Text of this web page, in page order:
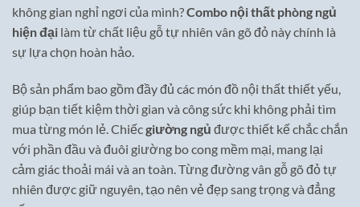
không gian nghỉ ngơi của mình?Combo nội thất phòng ngủ
hiện đại làm từ chất liệu gỗ tự nhiên vân gõ đỏ này chính là
sự lựa chọn hoàn hảo.
Bộ sản phẩm bao gồm đầy đủ các món đồ nội thất thiết yếu,
giúp bạn tiết kiệm thời gian và công sức khi không phải tìm
mua từng món lẻ. Chiếcgiường ngủ được thiết kế chắc chắn
với phần đầu và đuôi giường bo cong mềm mại, mang lại
cảm giác thoải mái và an toàn. Từng đường vân gỗ gõ đỏ tự
nhiên được giữ nguyên, tạo nên vẻ đẹp sang trọng và đẳng